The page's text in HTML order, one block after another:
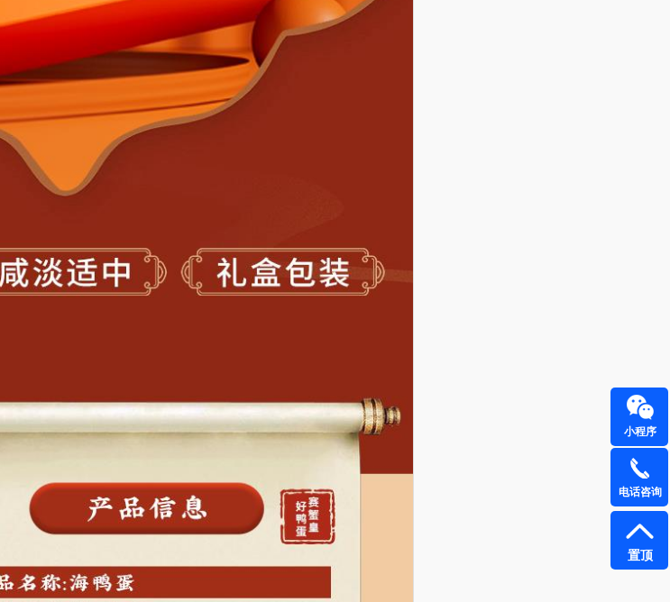
小程序
电话咨询
置顶